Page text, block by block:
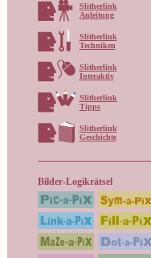
Slitherlink
Anleitung
Slitherlink
Techniken
Slitherlink
Interaktiv
Slitherlink
Tipps
Slitherlink
Geschichte
Bilder-Logikrätsel